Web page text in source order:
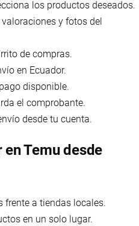
los productos deseados.
y fotos del
de compras.
en Ecuador.
disponible.
el comprobante.
desde tu cuenta.
Temu desde
frente a tiendas locales.
en un solo lugar.